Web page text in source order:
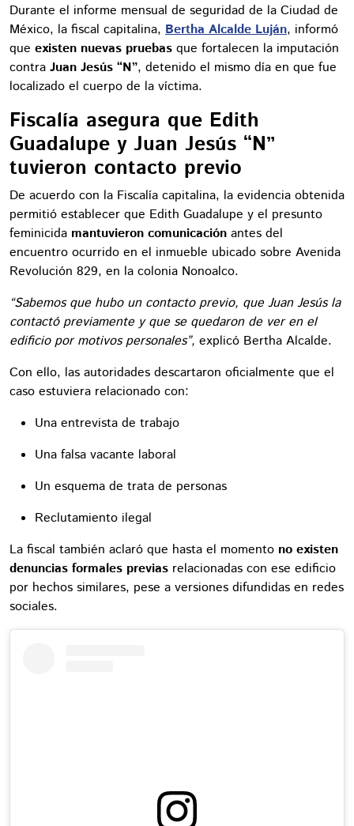
Durante el informe mensual de seguridad de la Ciudad de
México, la fiscal capitalina, Bertha Alcalde Luján, informó
que existen nuevas pruebas que fortalecen la imputación
contra Juan Jesús “N”, detenido el mismo día en que fue
localizado el cuerpo de la víctima.
Fiscalía asegura que Edith
Guadalupe y Juan Jesús “N”
tuvieron contacto previo
De acuerdo con la Fiscalía capitalina, la evidencia obtenida
permitió establecer que Edith Guadalupe y el presunto
feminicida mantuvieron comunicación antes del
encuentro ocurrido en el inmueble ubicado sobre Avenida
Revolución 829, en la colonia Nonoalco.
“Sabemos que hubo un contacto previo, que Juan Jesús la
contactó previamente y que se quedaron de ver en el
edificio por motivos personales”, explicó Bertha Alcalde.
Con ello, las autoridades descartaron oficialmente que el
caso estuviera relacionado con:
Una entrevista de trabajo
Una falsa vacante laboral
Un esquema de trata de personas
Reclutamiento ilegal
La fiscal también aclaró que hasta el momento no existen
denuncias formales previas relacionadas con ese edificio
por hechos similares, pese a versiones difundidas en redes
sociales.